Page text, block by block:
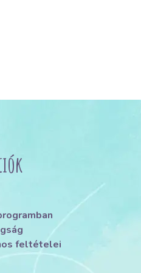
feltételei